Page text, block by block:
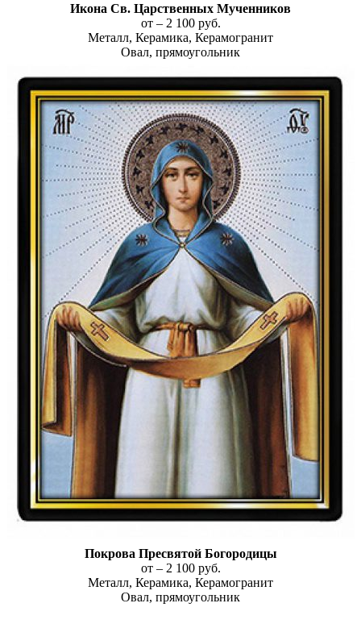
Икона Св. Царственных Мученников
от – 2 100 руб.
Металл, Керамика, Керамогранит
Овал, прямоугольник
Покрова Пресвятой Богородицы
от – 2 100 руб.
Металл, Керамика, Керамогранит
Овал, прямоугольник